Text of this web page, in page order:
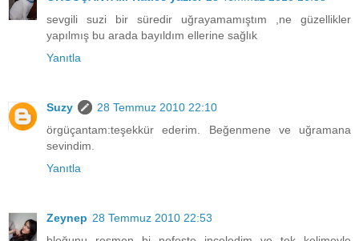
sevgili suzi bir süredir uğrayamamıştım ,ne güzellikler
yapılmış bu arada bayıldım ellerine sağlık
Yanıtla
Suzy
28 Temmuz 2010 22:10
örgüçantam:teşekkür ederim. Beğenmene ve uğramana
sevindim.
Yanıtla
Zeynep 28 Temmuz 2010 22:53